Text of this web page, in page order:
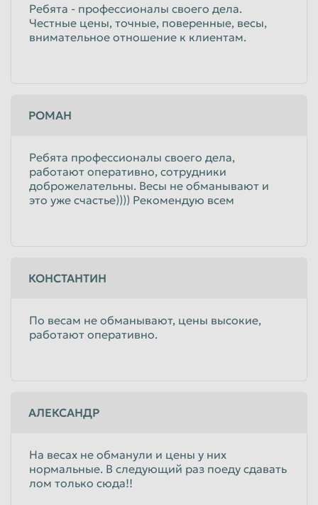
Ребята - профессионалы своего дела.
Честные цены, точные, поверенные, весы,
внимательное отношение к клиентам.
РОМАН
Ребята профессионалы своего дела,
работают оперативно, сотрудники
доброжелательны. Весы не обманывают и
это уже счастье)))) Рекомендую всем
КОНСТАНТИН
По весам не обманывают, цены высокие,
работают оперативно.
АЛЕКСАНДР
На весах не обманули и цены у них
нормальные. В следующий раз поеду сдавать
лом только сюда!!